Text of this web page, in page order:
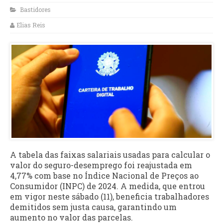
Bastidores
Elias Reis
A tabela das faixas salariais usadas para calcular o
valor do seguro-desemprego foi reajustada em
4,77% com base no Índice Nacional de Preços ao
Consumidor (INPC) de 2024. A medida, que entrou
em vigor neste sábado (11), beneficia trabalhadores
demitidos sem justa causa, garantindo um
aumento no valor das parcelas.